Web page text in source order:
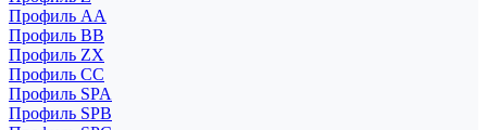
Профиль АА
Профиль BB
Профиль ZX
Профиль CC
Профиль SPA
Профиль SPB